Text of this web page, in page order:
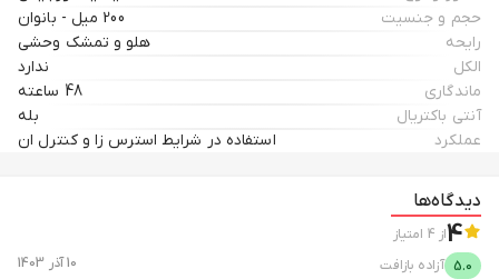
حجم و جنسیت
200 میل - بانوان
رایحه
هلو و تمشک وحشی
الکل
ندارد
ماندگاری
48 ساعته
آنتی باکتریال
بله
عملکرد
استفاده در شرایط استرس زا و کنترل ان
دیدگاه‌ها
4از 4 امتیاز
5.0 آزاده بازافت 10 آذر 1403